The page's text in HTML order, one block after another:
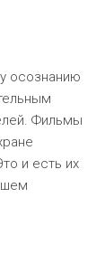
осознанию
Фильмы
и есть их